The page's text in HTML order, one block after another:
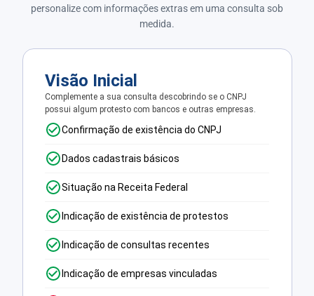
personalize com informações extras em uma consulta sob
medida.
Visão Inicial
Complemente a sua consulta descobrindo se o CNPJ
possui algum protesto com bancos e outras empresas.
Confirmação de existência do CNPJ
Dados cadastrais básicos
Situação na Receita Federal
Indicação de existência de protestos
Indicação de consultas recentes
Indicação de empresas vinculadas